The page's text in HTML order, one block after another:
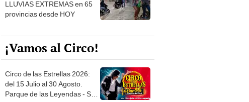
provincias desde HOY
¡Vamos al Circo!
del 15 Julio al 30 Agosto.
Parque de las Leyendas - San
Miguel